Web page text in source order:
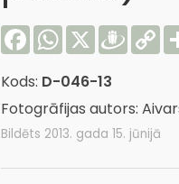
Facebook
WhatsApp
X
Kods: D-046-13
Fotogrāfijas autors:
Bildēts 2013. gada 15. jūnijā